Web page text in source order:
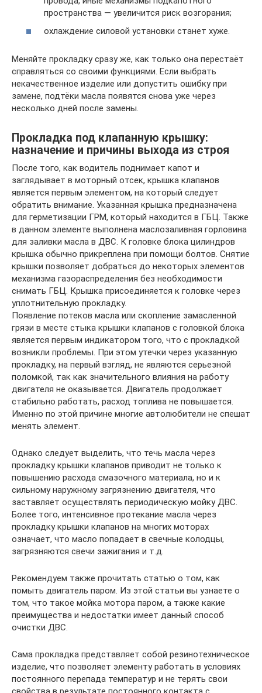
пространства — увеличится риск возгорания;
охлаждение силовой установки станет хуже.
Меняйте прокладку сразу же, как только она перестаёт
справляться со своими функциями. Если выбрать
некачественное изделие или допустить ошибку при
замене, подтёки масла появятся снова уже через
несколько дней после замены.
Прокладка под клапанную крышку:
назначение и причины выхода из строя
После того, как водитель поднимает капот и
заглядывает в моторный отсек, крышка клапанов
является первым элементом, на который следует
обратить внимание. Указанная крышка предназначена
для герметизации ГРМ, который находится в ГБЦ. Также
в данном элементе выполнена маслозаливная горловина
для заливки масла в ДВС. К головке блока цилиндров
крышка обычно прикреплена при помощи болтов. Снятие
крышки позволяет добраться до некоторых элементов
механизма газораспределения без необходимости
снимать ГБЦ. Крышка присоединяется к головке через
уплотнительную прокладку.
Появление потеков масла или скопление замасленной
грязи в месте стыка крышки клапанов с головкой блока
является первым индикатором того, что с прокладкой
возникли проблемы. При этом утечки через указанную
прокладку, на первый взгляд, не являются серьезной
поломкой, так как значительного влияния на работу
двигателя не оказывается. Двигатель продолжает
стабильно работать, расход топлива не повышается.
Именно по этой причине многие автолюбители не спешат
менять элемент.
Однако следует выделить, что течь масла через
прокладку крышки клапанов приводит не только к
повышению расхода смазочного материала, но и к
сильному наружному загрязнению двигателя, что
заставляет осуществлять периодическую мойку ДВС.
Более того, интенсивное протекание масла через
прокладку крышки клапанов на многих моторах
означает, что масло попадает в свечные колодцы,
загрязняются свечи зажигания и т.д.
Рекомендуем также прочитать статью о том, как
помыть двигатель паром. Из этой статьи вы узнаете о
том, что такое мойка мотора паром, а также какие
преимущества и недостатки имеет данный способ
очистки ДВС.
Сама прокладка представляет собой резинотехническое
изделие, что позволяет элементу работать в условиях
постоянного перепада температур и не терять свои